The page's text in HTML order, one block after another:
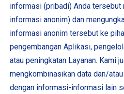
informasi (pribadi) Anda tersebut
informasi anonim) dan
informasi anonim tersebut ke
pengembangan Aplikasi,
atau peningkatan Layanan. Kami
mengkombinasikan data dan/
dengan informasi-informasi lain